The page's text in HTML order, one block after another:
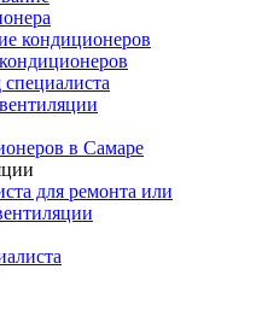
кондиционеров
специалиста
в Самаре
для ремонта или